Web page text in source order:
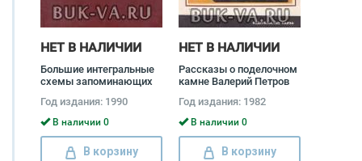
НЕТ В НАЛИЧИИ
Большие интегральные
схемы запоминающих
Николай Бекин, Виктор
Цыркин
Год издания: 1990
В наличии 0
В корзину
НЕТ В НАЛИЧИИ
Рассказы о поделочном
камне Валерий Петров
Год издания: 1982
В наличии 0
В корзину